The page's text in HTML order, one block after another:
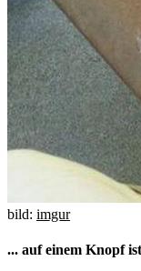
bild: imgur
... auf einem Knopf